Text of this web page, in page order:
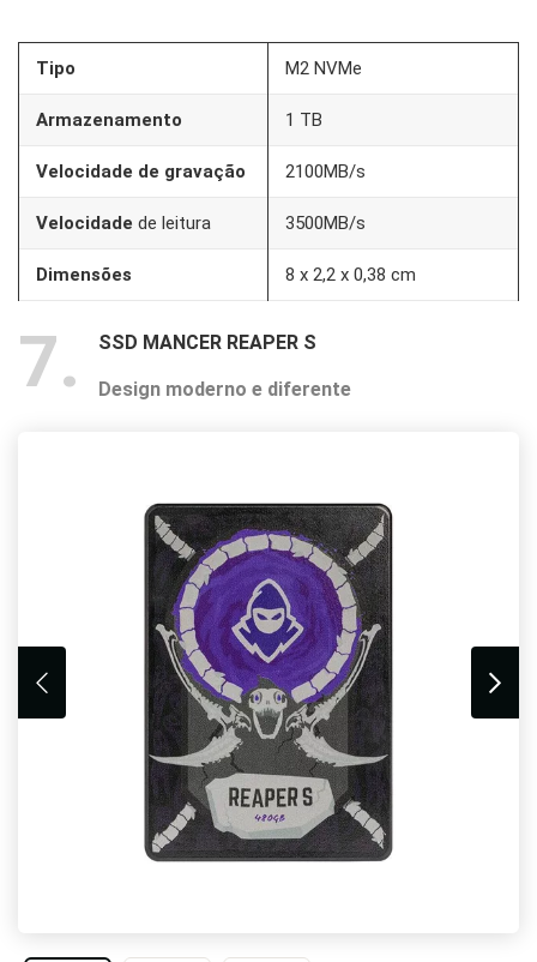
Tipo M2 NVMe
Armazenamento 1 TB
Velocidade de gravação 2100MB/s
Velocidade de leitura 3500MB/s
Dimensões 8 x 2,2 x 0,38 cm
7 SSD MANCER REAPER S
Design moderno e diferente